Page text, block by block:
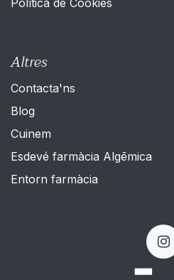
Política de Cookies
Altres
Contacta'ns
Blog
Cuinem
Esdevé farmàcia Algēmica
Entorn farmàcia